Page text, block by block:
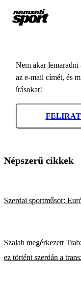
Nem akar
az e-mail címét, és
írásokat!
Népszerű cikkek
Szerdai sportműsor:
Szalah megérkezett
ez történt szerdán a